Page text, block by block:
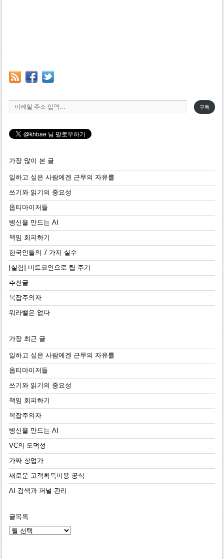
이메일 주소 입력…
구독
가장 많이 본 글
일하고 싶은 사람에겐 근무의 자유를
쓰기와 읽기의 중요성
옵티마이저들
병신을 만드는 AI
책임 회피하기
한국인들의 7 가지 실수
[실험] 비트코인으로 팁 주기
추천글
복잡주의자
워라밸은 없다
가장 최근 글
일하고 싶은 사람에겐 근무의 자유를
옵티마이저들
쓰기와 읽기의 중요성
책임 회피하기
복잡주의자
병신을 만드는 AI
VC의 도덕성
가짜 창업가
새로운 고객획득비용 공식
AI 검색과 퍼널 관리
글목록
글